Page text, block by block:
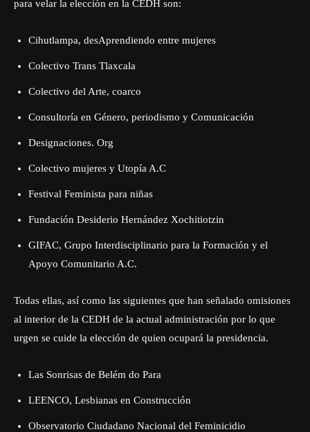
para velar la elección en la CEDH son:
Cihutlampa, desAprendiendo entre mujeres
Colectivo Trans Tlaxcala
Colectivo del Arte, coarco
Consultoría en Género, periodismo y Comunicación
Designaciones. Org
Colectivo mujeres y Utopía A.C
Festival Feminista para niñas
Fundación Desiderio Hernández Xochitiotzin
GIFAC, Grupo Interdisciplinario para la Formación y el
Apoyo Comunitario A.C.
Todas ellas, así como las siguientes que han señalado omisiones
al interior de la CEDH de la actual administración por lo que
urgen se cuide la elección de quien ocupará la presidencia.
Las Sonrisas de Belém do Para
LEENCO, Lesbianas en Construcción
Observatorio Ciudadano Nacional del Feminicidio